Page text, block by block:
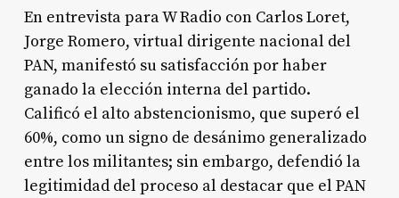
En entrevista para W Radio con Carlos Loret,
Jorge Romero, virtual dirigente nacional del
PAN, manifestó su satisfacción por haber
ganado la elección interna del partido.
Calificó el alto abstencionismo, que superó el
60%, como un signo de desánimo generalizado
entre los militantes; sin embargo, defendió la
legitimidad del proceso al destacar que el PAN